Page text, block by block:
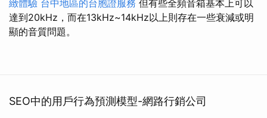
緻體驗 台中地區的台胞證服務 但有些全頻音箱基本上可以
達到20kHz，而在13kHz~14kHz以上則存在一些衰減或明
顯的音質問題。
SEO中的用戶行為預測模型-網路行銷公司